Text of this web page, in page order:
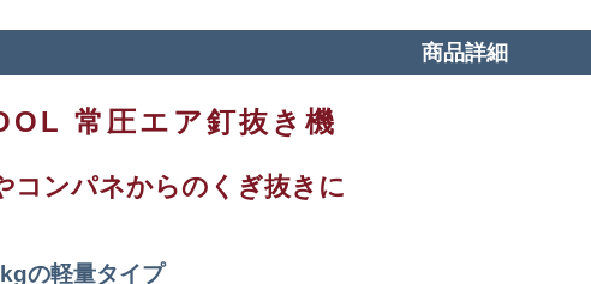
商品詳細
常圧エア釘抜き機
コンパネからのくぎ抜きに
の軽量タイプ